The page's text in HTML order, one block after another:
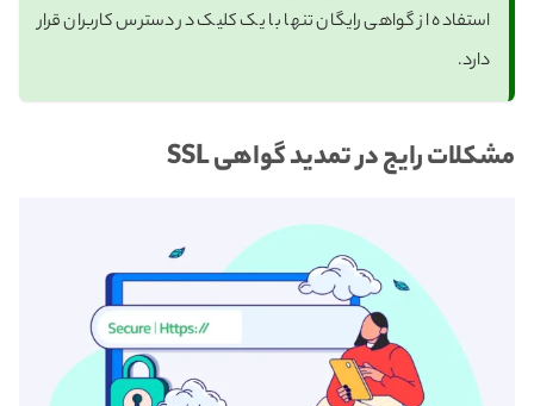
استفاده از گواهی رایگان تنها با یک کلیک در دسترس کاربران قرار
دارد.
مشکلات رایج در تمدید گواهی SSL